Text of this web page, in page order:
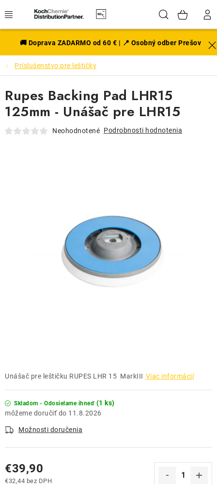
na
Hľadať
EXTERIÉR
DISKY A PNEU
INTERIÉR
PRÍSLUŠENSTVO
DARČEKOVÉ POUKAZY
ČISTENIE A ÚDRŽBA LODÍ
🚚 Doprava ZADARMO od 60 € | 📍 Osobný odber Prešov
Príslušenstvo pre leštičky
Unášač pre leštičku RUPES LHR 15 MarkIII Viac informácií
Skladom - Odosielame ihneď (1 ks)
11.8.2026
Možnosti doručenia
€39,90
€32,44 bez DPH
Rupes Backing Pad LHR15
125mm - Unášač pre LHR15
Neohodnotené Podrobnosti hodnotenia